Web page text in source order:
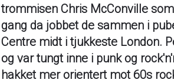
trommisen Chris McConville
gang da jobbet de sammen i
Centre midt i tjukkeste London.
og var tungt inne i punk og
hakket mer orientert mot 60s